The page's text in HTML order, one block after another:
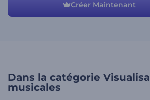
Créer Maintenant
Dans la catégorie
musicales